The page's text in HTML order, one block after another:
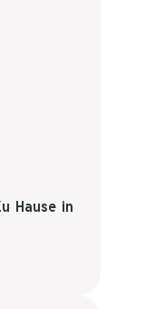
Hause in